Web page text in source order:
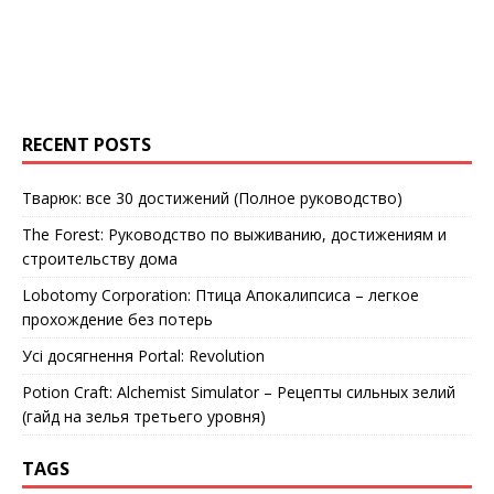
RECENT POSTS
Тварюк: все 30 достижений (Полное руководство)
The Forest: Руководство по выживанию, достижениям и
строительству дома
Lobotomy Corporation: Птица Апокалипсиса – легкое
прохождение без потерь
Усі досягнення Portal: Revolution
Potion Craft: Alchemist Simulator – Рецепты сильных зелий
(гайд на зелья третьего уровня)
TAGS